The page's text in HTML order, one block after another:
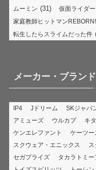
ムーミン (31) 仮面ライダー
家庭教師ヒットマンREBORN!
転生したらスライムだった件
メーカー・ブランド
IP4 Jドリーム SKジャパ
アミューズ
ウルカプ キ
ケンエレファント
ケーツー
スクウェア・エニックス
ス
セガプライズ
タカラトミー